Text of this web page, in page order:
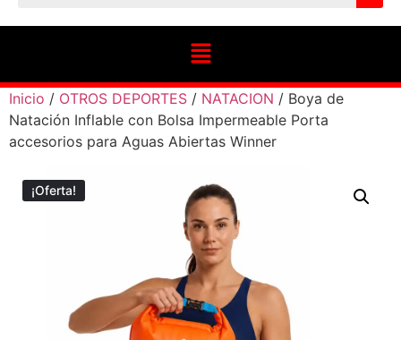
Inicio / OTROS DEPORTES / NATACION / Boya de
Natación Inflable con Bolsa Impermeable Porta
accesorios para Aguas Abiertas Winner
¡Oferta!